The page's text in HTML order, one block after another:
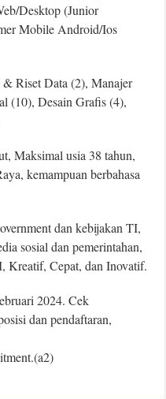
Desktop (Junior
Mobile Android/Ios
Riset Data (2), Manajer
(10), Desain Grafis (4),
Maksimal usia 38 tahun,
kemampuan berbahasa
dan kebijakan TI,
sosial dan pemerintahan,
Kreatif, Cepat, dan Inovatif.
2024. Cek
dan pendaftaran,